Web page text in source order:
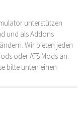
unterstützen
und als Addons
Wir bieten jeden
oder ATS Mods an.
bitte unten einen